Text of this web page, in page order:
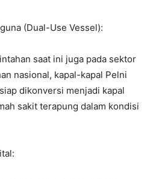
(Dual-Use Vessel):
saat ini juga pada sektor
nasional, kapal-kapal Pelni
dikonversi menjadi kapal
sakit terapung dalam kondisi